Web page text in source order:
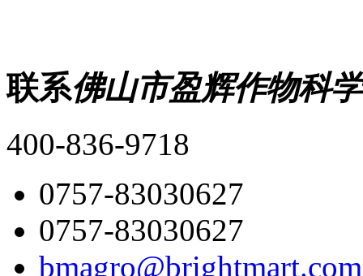
联系佛山市盈辉作物科
400-836-9718
0757-83030627
0757-83030627